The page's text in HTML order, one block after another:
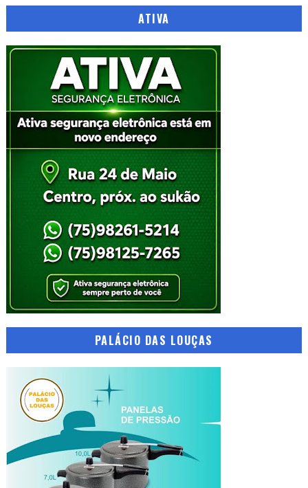
ATIVA
PALÁCIO DAS LOUÇAS